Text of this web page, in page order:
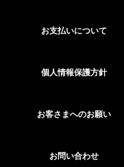
お支払いについて
個人情報保護方針
お客さまへのお願い
お問い合わせ